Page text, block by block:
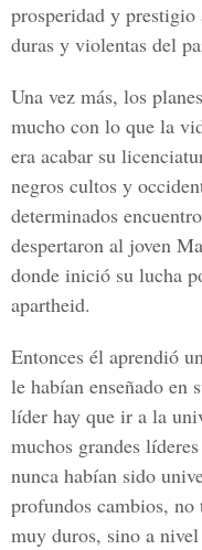
prosperidad y prestigio
duras y violentas del
Una vez más, los
mucho con lo que la
era acabar su
negros cultos y
determinados
despertaron al joven
donde inició su lucha
apartheid.
Entonces él aprendió
le habían enseñado en
líder hay que ir a la
muchos grandes
nunca habían sido
profundos cambios,
muy duros, sino a